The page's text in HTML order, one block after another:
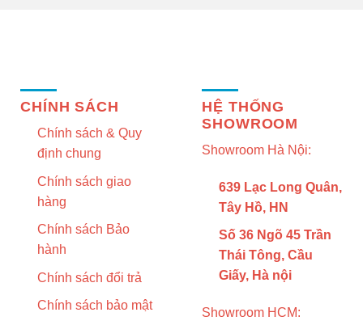
CHÍNH SÁCH
Chính sách & Quy
định chung
Chính sách giao
hàng
Chính sách Bảo
hành
Chính sách đổi trả
Chính sách bảo mật
HỆ THỐNG
SHOWROOM
Showroom Hà Nội:
639 Lạc Long Quân,
Tây Hồ, HN
Số 36 Ngõ 45 Trần
Thái Tông, Cầu
Giấy, Hà nội
Showroom HCM: